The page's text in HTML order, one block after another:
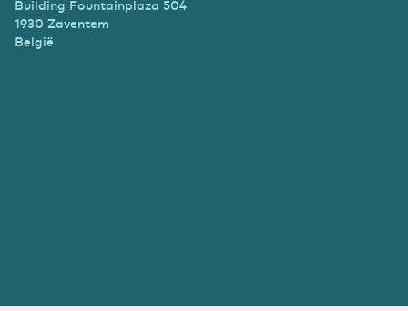
Building Fountainplaza 504
1930 Zaventem
België